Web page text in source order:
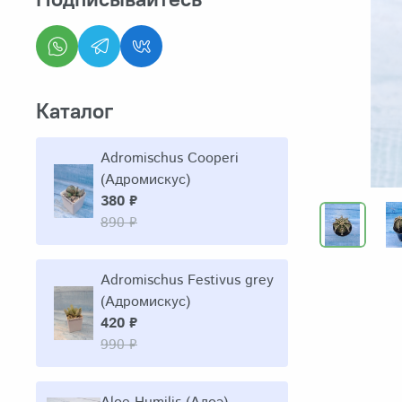
Каталог
Adromischus Cooperi
(Адромискус)
380 ₽
890 ₽
Adromischus Festivus grey
(Адромискус)
420 ₽
990 ₽